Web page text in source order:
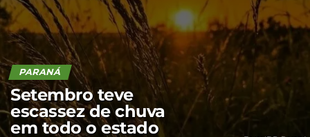
PARANÁ
Setembro teve
escassez de chuva
em todo o estado